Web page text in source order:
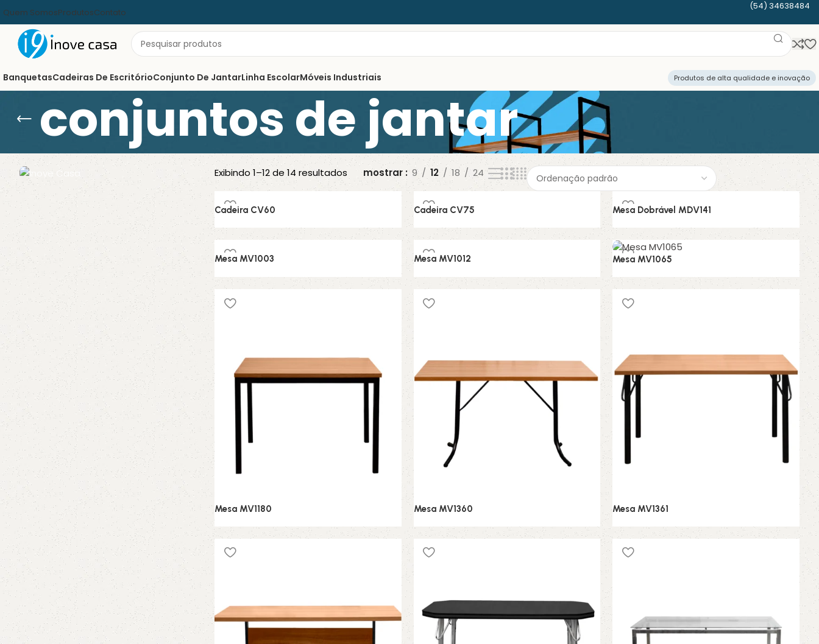
Quem SomosProdutosContato
(54) 34638484
BanquetasCadeiras De EscritórioConjunto De JantarLinha EscolarMóveis Industriais Produtos de alta qualidade e inovação
conjuntos de jantar
Conjunto de Jantar
Design atemporal, qualidade
incomparável.
Ver mais
Exibindo 1–12 de 14 resultados mostrar 9 12 18 24
Cadeira CV60
Conjunto de Jantar
Cadeira CV75
Conjunto de Jantar
Mesa Dobrável MDV141
Conjunto de Jantar
Mesa MV1003
Conjunto de Jantar
Mesa MV1012
Conjunto de Jantar
Mesa MV1065
Conjunto de Jantar
Mesa MV1180
Conjunto de Jantar
Mesa MV1360
Conjunto de Jantar
Mesa MV1361
Conjunto de Jantar